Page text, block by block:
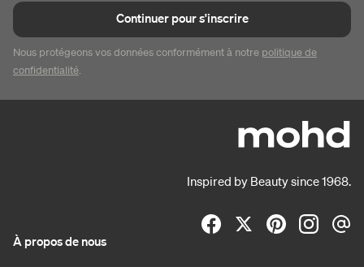
Continuer pour s'inscrire
Nous protégeons vos données conformément à notre politique de
confidentialité.
Inspired by Beauty since 1968.
À propos de nous